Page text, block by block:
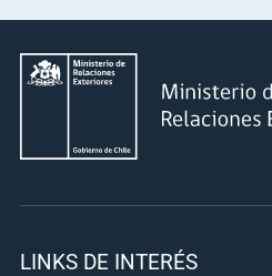
LINKS DE INTERÉS